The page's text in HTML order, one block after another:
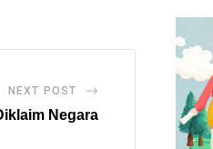
NEXT POST
Negara